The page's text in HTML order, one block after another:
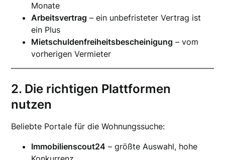
Monate
Arbeitsvertrag – ein unbefristeter Vertrag ist
ein Plus
Mietschuldenfreiheitsbescheinigung – vom
vorherigen Vermieter
2. Die richtigen Plattformen
nutzen
Beliebte Portale für die Wohnungssuche:
Immobilienscout24 – größte Auswahl, hohe